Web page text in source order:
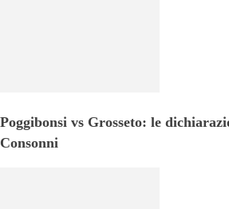
Poggibonsi vs Grosseto: le
Consonni